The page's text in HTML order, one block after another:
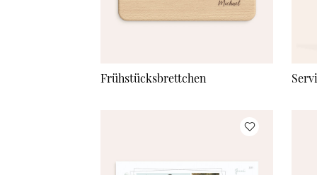
Frühstücksbrettchen